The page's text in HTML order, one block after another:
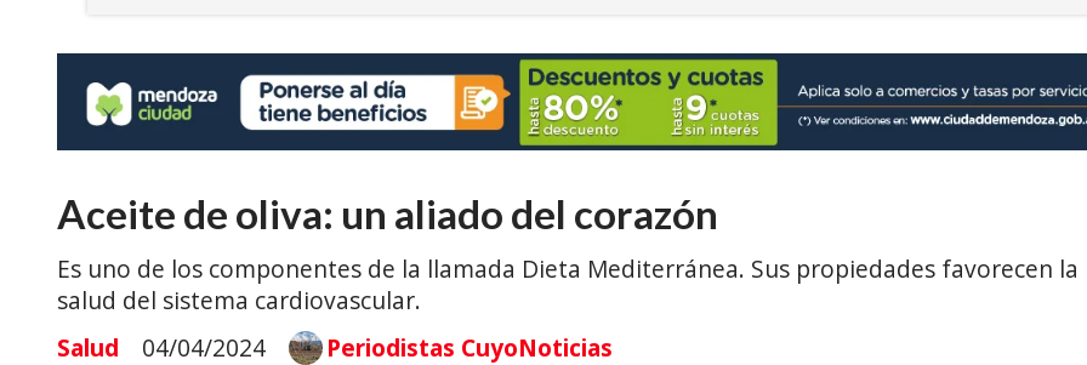
Aceite de oliva: un aliado del corazón
Es uno de los componentes de la llamada Dieta Mediterránea. Sus propiedades favorecen la
salud del sistema cardiovascular.
Salud
04/04/2024 Periodistas CuyoNoticias